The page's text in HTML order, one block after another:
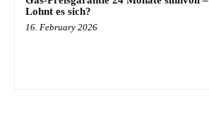
Lohnt es sich?
16. February 2026